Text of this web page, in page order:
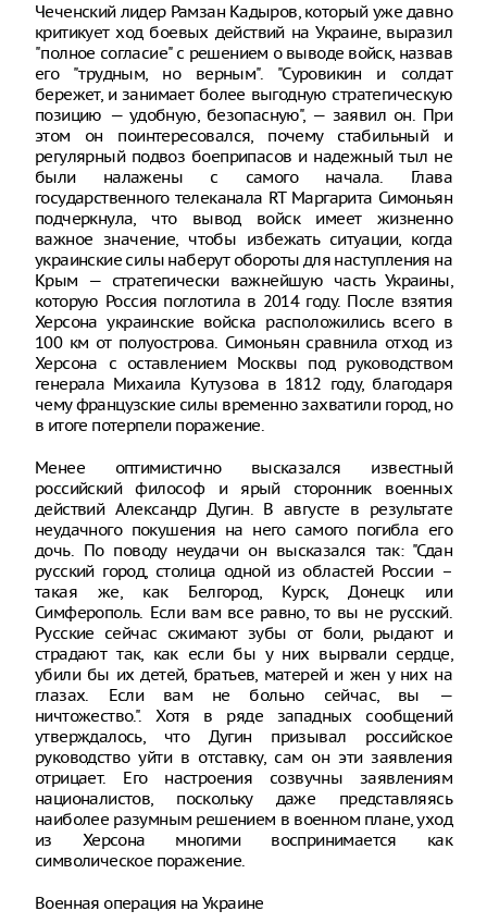
Чеченский лидер Рамзан Кадыров, который уже давно
критикует ход боевых действий на Украине, выразил
"полное согласие" с решением о выводе войск, назвав
его "трудным, но верным". "Суровикин и солдат
бережет, и занимает более выгодную стратегическую
позицию — удобную, безопасную", — заявил он. При
этом он поинтересовался, почему стабильный и
регулярный подвоз боеприпасов и надежный тыл не
были налажены с самого начала. Глава
государственного телеканала RT Маргарита Симоньян
подчеркнула, что вывод войск имеет жизненно
важное значение, чтобы избежать ситуации, когда
украинские силы наберут обороты для наступления на
Крым — стратегически важнейшую часть Украины,
которую Россия поглотила в 2014 году. После взятия
Херсона украинские войска расположились всего в
100 км от полуострова. Симоньян сравнила отход из
Херсона с оставлением Москвы под руководством
генерала Михаила Кутузова в 1812 году, благодаря
чему французские силы временно захватили город, но
в итоге потерпели поражение.
Менее оптимистично высказался известный
российский философ и ярый сторонник военных
действий Александр Дугин. В августе в результате
неудачного покушения на него самого погибла его
дочь. По поводу неудачи он высказался так: "Сдан
русский город, столица одной из областей России –
такая же, как Белгород, Курск, Донецк или
Симферополь. Если вам все равно, то вы не русский.
Русские сейчас сжимают зубы от боли, рыдают и
страдают так, как если бы у них вырвали сердце,
убили бы их детей, братьев, матерей и жен у них на
глазах. Если вам не больно сейчас, вы —
ничтожество.". Хотя в ряде западных сообщений
утверждалось, что Дугин призывал российское
руководство уйти в отставку, сам он эти заявления
отрицает. Его настроения созвучны заявлениям
националистов, поскольку даже представляясь
наиболее разумным решением в военном плане, уход
из Херсона многими воспринимается как
символическое поражение.
Военная операция на Украине